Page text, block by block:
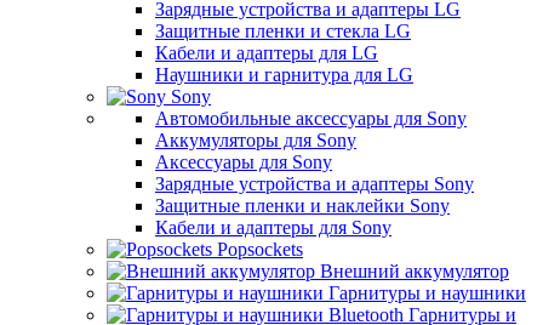
Зарядные устройства и адаптеры LG
Защитные пленки и стекла LG
Кабели и адаптеры для LG
Наушники и гарнитура для LG
Sony
Автомобильные аксессуары для Sony
Аккумуляторы для Sony
Аксессуары для Sony
Зарядные устройства и адаптеры Sony
Защитные пленки и наклейки Sony
Кабели и адаптеры для Sony
Popsockets
Внешний аккумулятор
Гарнитуры и наушники
Гарнитуры и